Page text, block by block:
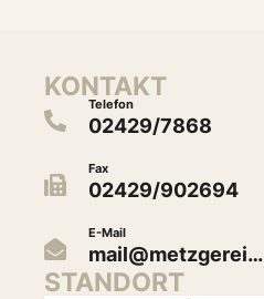
KONTAKT
Telefon
02429/7868
Fax
02429/902694
E-Mail
mail@metzgerei…
STANDORT